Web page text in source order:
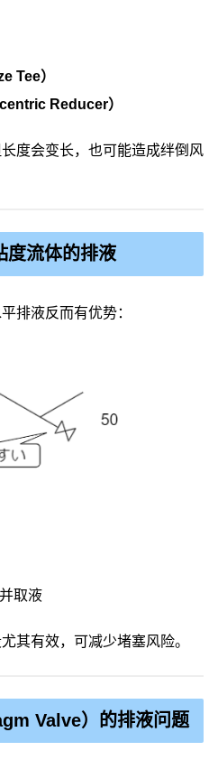
Tee）
Reducer）
度会变长，也可能造成绊倒风
度流体的排液
排液反而有优势：
取液
其有效，可减少堵塞风险。
Valve）的排液问题